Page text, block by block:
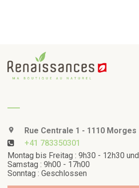
Rue Centrale 1 - 1110 Morges
+41 783350301
Montag bis Freitag : 9h30 - 12h30
Samstag : 9h00 - 17h00
Sonntag : Geschlossen